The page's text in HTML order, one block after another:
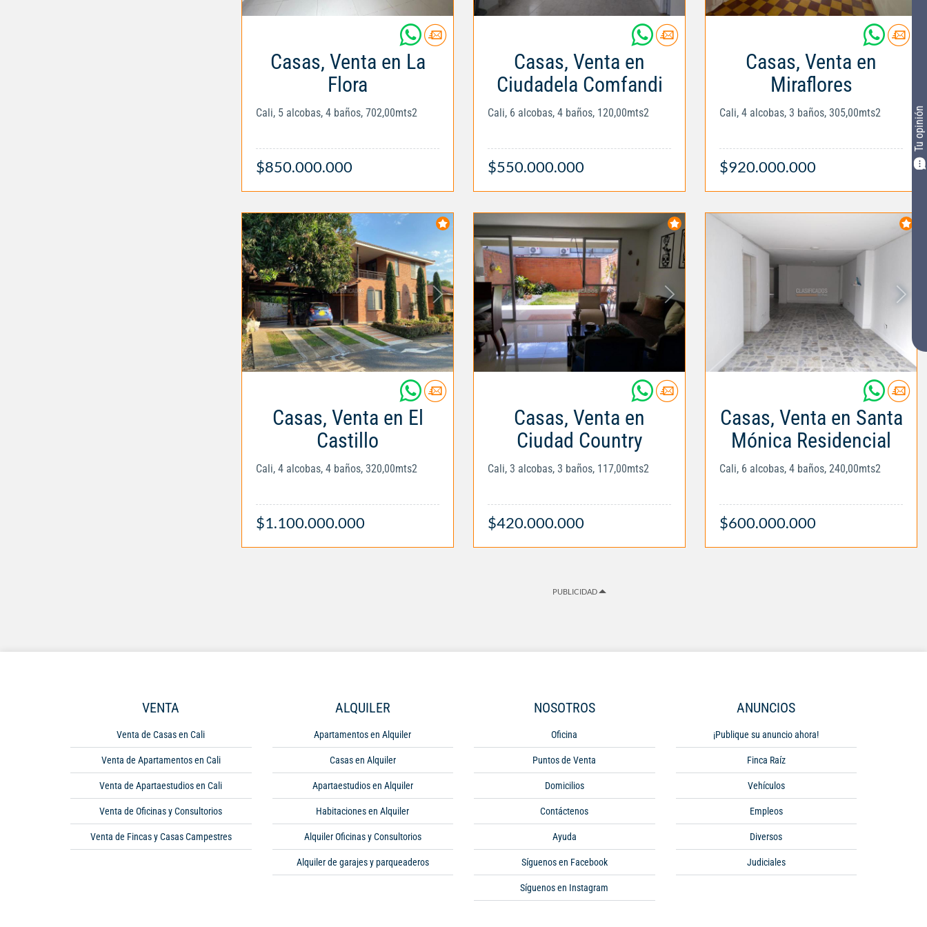
Tu opinión
Casas, Venta en La
Flora
Cali, 5 alcobas, 4 baños, 702,00mts2
$850.000.000
Casas, Venta en
Ciudadela Comfandi
Cali, 6 alcobas, 4 baños, 120,00mts2
$550.000.000
Casas, Venta en
Miraflores
Cali, 4 alcobas, 3 baños, 305,00mts2
$920.000.000
Casas, Venta en El
Castillo
Cali, 4 alcobas, 4 baños, 320,00mts2
$1.100.000.000
Casas, Venta en
Ciudad Country
Cali, 3 alcobas, 3 baños, 117,00mts2
$420.000.000
Casas, Venta en Santa
Mónica Residencial
Cali, 6 alcobas, 4 baños, 240,00mts2
$600.000.000
PUBLICIDAD
VENTA
Venta de Casas en Cali
Venta de Apartamentos en Cali
Venta de Apartaestudios en Cali
Venta de Oficinas y Consultorios
Venta de Fincas y Casas Campestres
ALQUILER
Apartamentos en Alquiler
Casas en Alquiler
Apartaestudios en Alquiler
Habitaciones en Alquiler
Alquiler Oficinas y Consultorios
Alquiler de garajes y parqueaderos
NOSOTROS
Oficina
Puntos de Venta
Domicilios
Contáctenos
Ayuda
Síguenos en Facebook
Síguenos en Instagram
ANUNCIOS
¡Publique su anuncio ahora!
Finca Raíz
Vehículos
Empleos
Diversos
Judiciales